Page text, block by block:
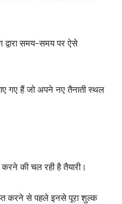
द्वारा समय-समय पर ऐसे
गए हैं जो अपने नए तैनाती स्थल
करने की चल रही है तैयारी।
करने से पहले इनसे पूरा शुल्क